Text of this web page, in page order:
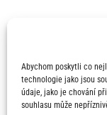
Abychom poskytli co
technologie jako jsou
údaje, jako je chování
souhlasu může